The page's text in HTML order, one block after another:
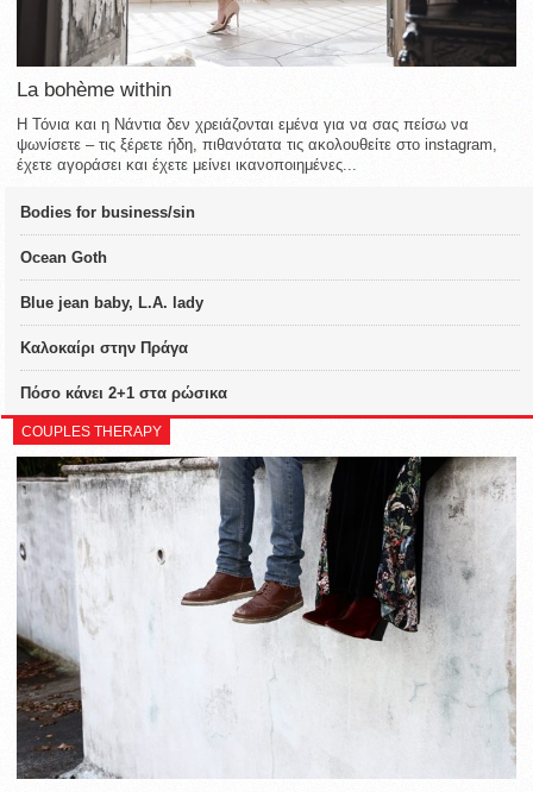
La bohème within
Η Τόνια και η Νάντια δεν χρειάζονται εμένα για να σας πείσω να
ψωνίσετε – τις ξέρετε ήδη, πιθανότατα τις ακολουθείτε στο instagram,
έχετε αγοράσει και έχετε μείνει ικανοποιημένες...
Bodies for business/sin
Ocean Goth
Blue jean baby, L.A. lady
Καλοκαίρι στην Πράγα
Πόσο κάνει 2+1 στα ρώσικα
COUPLES THERAPY